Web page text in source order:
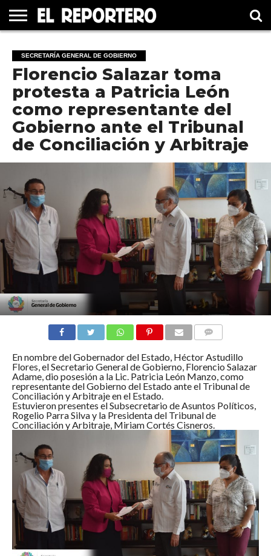
ELECCIÓN
2021
PRINCIPAL
MÉXICO
INTERNACIONAL
#UNMUNDOFELIZ
CULTURA
CINE
SECRETARÍA GENERAL DE GOBIERNO
Florencio Salazar toma
protesta a Patricia León
como representante del
Gobierno ante el Tribunal
de Conciliación y Arbitraje
En nombre del Gobernador del Estado, Héctor Astudillo
Flores, el Secretario General de Gobierno, Florencio Salazar
Adame, dio posesión a la Lic. Patricia León Manzo, como
representante del Gobierno del Estado ante el Tribunal de
Conciliación y Arbitraje en el Estado.
Estuvieron presentes el Subsecretario de Asuntos Políticos,
Rogelio Parra Silva y la Presidenta del Tribunal de
Conciliación y Arbitraje, Miriam Cortés Cisneros.